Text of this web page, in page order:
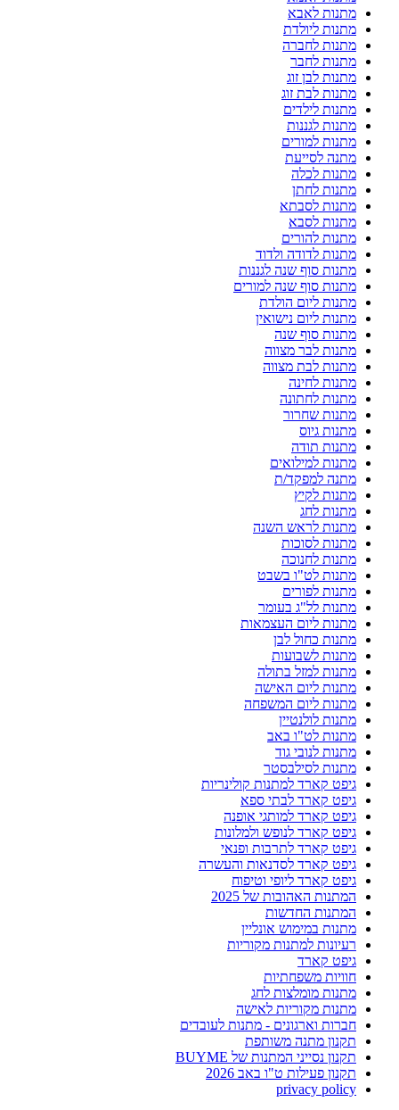
מתנות לאבא
מתנות ליולדת
מתנות לחברה
מתנות לחבר
מתנות לבן זוג
מתנות לבת זוג
מתנות לילדים
מתנות לגננות
מתנות למורים
מתנה לסייעת
מתנות לכלה
מתנות לחתן
מתנות לסבתא
מתנות לסבא
מתנות להורים
מתנות לדודה ולדוד
מתנות סוף שנה לגננות
מתנות סוף שנה למורים
מתנות ליום הולדת
מתנות ליום נישואין
מתנות סוף שנה
מתנות לבר מצווה
מתנות לבת מצווה
מתנות לחינה
מתנות לחתונה
מתנות שחרור
מתנות גיוס
מתנות תודה
מתנות למילואים
מתנה למפקד/ת
מתנות לקיץ
מתנות לחג
מתנות לראש השנה
מתנות לסוכות
מתנות לחנוכה
מתנות לט"ו בשבט
מתנות לפורים
מתנות לל"ג בעומר
מתנות ליום העצמאות
מתנות כחול לבן
מתנות לשבועות
מתנות למזל בתולה
מתנות ליום האישה
מתנות ליום המשפחה
מתנות לולנטיין
מתנות לט"ו באב
מתנות לנובי גוד
מתנות לסילבסטר
גיפט קארד למתנות קולינריות
גיפט קארד לבתי ספא
גיפט קארד למותגי אופנה
גיפט קארד לנופש ולמלונות
גיפט קארד לתרבות ופנאי
גיפט קארד לסדנאות והעשרה
גיפט קארד ליופי וטיפוח
המתנות האהובות של 2025
המתנות החדשות
מתנות במימוש אונליין
רעיונות למתנות מקוריות
גיפט קארד
חוויות משפחתיות
מתנות מומלצות לחג
מתנות מקוריות לאישה
חברות וארגונים - מתנות לעובדים
תקנון מתנה משותפת
תקנון נסייני המתנות של BUYME
תקנון פעילות ט"ו באב 2026
privacy policy